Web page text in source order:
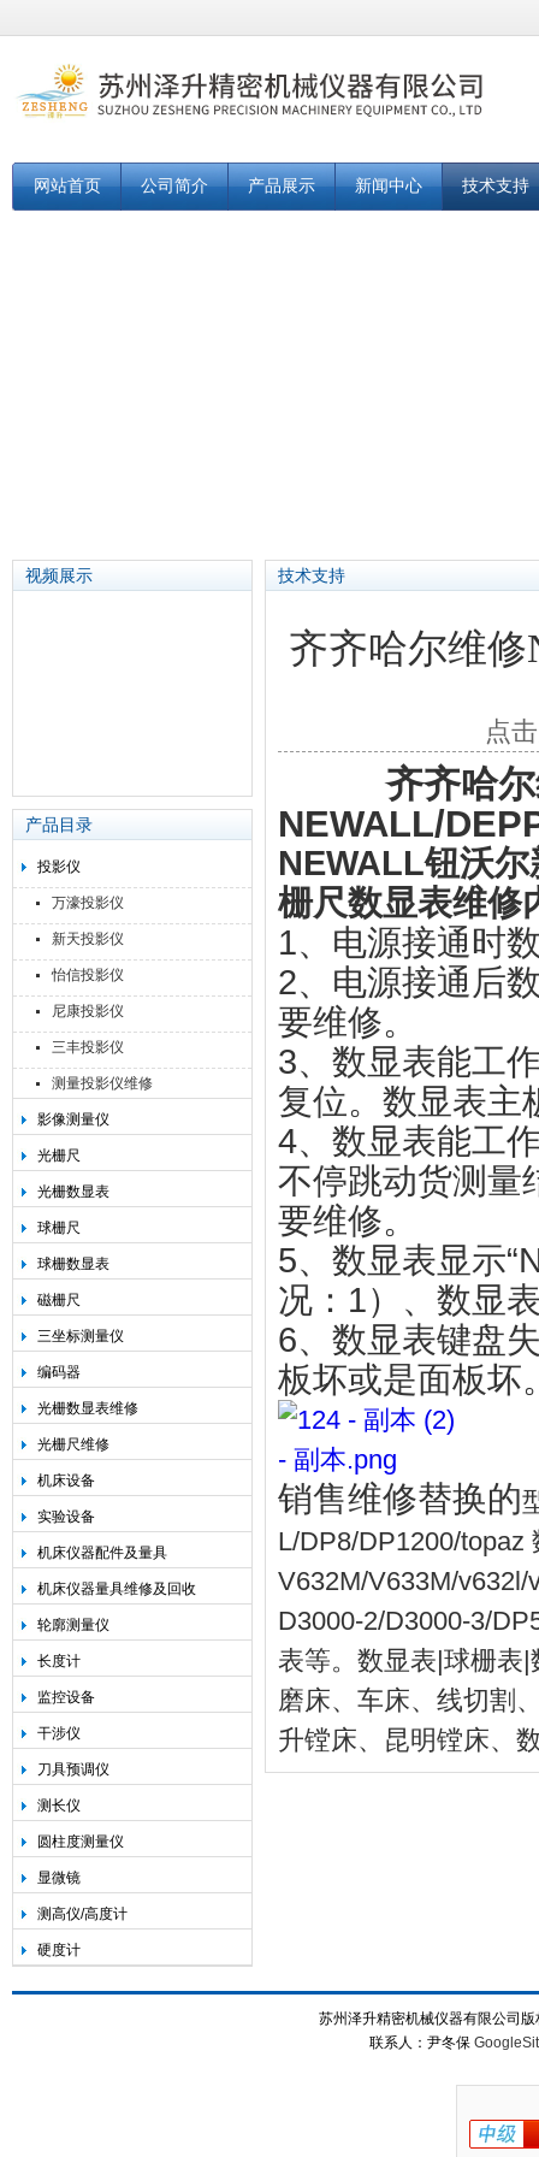
网站首页 公司简介 产品展示 新闻中心 技术支持
视频展示
产品目录
投影仪
万濠投影仪
新天投影仪
怡信投影仪
尼康投影仪
三丰投影仪
测量投影仪维修
影像测量仪
光栅尺
光栅数显表
球栅尺
球栅数显表
磁栅尺
三坐标测量仪
编码器
光栅数显表维修
光栅尺维修
机床设备
实验设备
机床仪器配件及量具
机床仪器量具维修及回收
轮廓测量仪
长度计
监控设备
干涉仪
刀具预调仪
测长仪
圆柱度测量仪
显微镜
测高仪/高度计
硬度计
技术支持
齐齐哈尔维修
点
齐齐哈尔
NEWALL/
NEWALL钮沃
栅尺数显表维修
1、电源接通时
2、电源接通后
要维修。
3、数显表能工
复位。数显表主
4、数显表能工
不停跳动货测量
要维修。
5、数显表显示
况：1）、数显
6、数显表键盘
板坏或是面板坏
销售维修替换的
L/DP8/DP1200/topaz
V632M/V633M/
D3000-2/D3000-3/
表等。数显表|球栅表
磨床、车床、线切割
升镗床、昆明镗床、
苏州泽升精密机械仪器有限公司
联系人：尹冬保